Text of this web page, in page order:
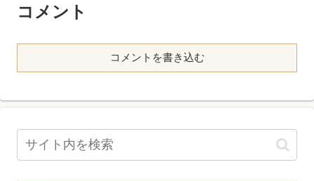
コメント
コメントを書き込む